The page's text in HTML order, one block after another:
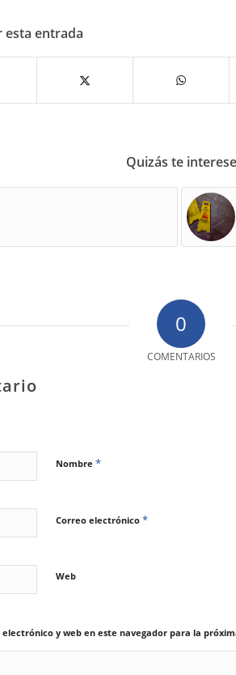
esta entrada
Quizás te interese
0
COMENTARIOS
Nombre *
Correo electrónico *
Web
y web en este navegador para la